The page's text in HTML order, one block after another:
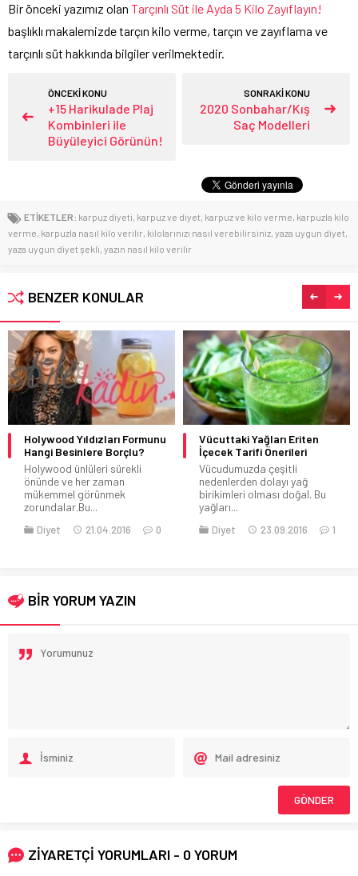
Bir önceki yazımız olan Tarçınlı Süt ile Ayda 5 Kilo Zayıflayın!
başlıklı makalemizde tarçın kilo verme, tarçın ve zayıflama ve
tarçınlı süt hakkında bilgiler verilmektedir.
ÖNCEKİ KONU
+15 Harikulade Plaj
Kombinleri ile
Büyüleyici Görünün!
SONRAKİ KONU
2020 Sonbahar/Kış
Saç Modelleri
ETİKETLER: karpuz diyeti, karpuz ve diyet, karpuz ve kilo verme, karpuzla kilo
verme, karpuzla nasıl kilo verilir, kilolarınızı nasıl verebilirsiniz, yaza uygun diyet,
yaza uygun diyet şekli, yazın nasıl kilo verilir
BENZER KONULAR
Holywood Yıldızları Formunu
Hangi Besinlere Borçlu?
Holywood ünlüleri sürekli
önünde ve her zaman
mükemmel görünmek
zorundalar.Bu...
Diyet 21.04.2016 0
Vücuttaki Yağları Eriten
İçecek Tarifi Önerileri
Vücudumuzda çeşitli
nedenlerden dolayı yağ
birikimleri olması doğal. Bu
yağları...
Diyet 23.09.2016 1
BİR YORUM YAZIN
ZİYARETÇİ YORUMLARI - 0 YORUM